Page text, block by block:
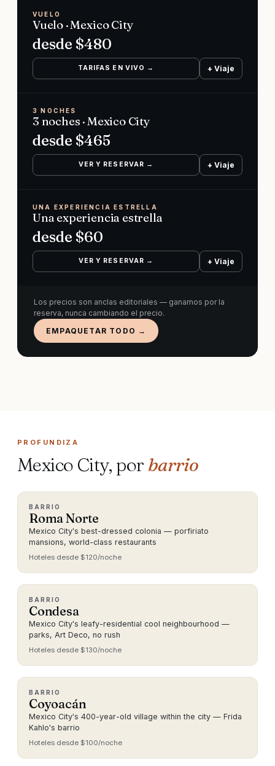
VUELO
Vuelo · Mexico City
desde $480
TARIFAS EN VIVO → + Viaje
3 NOCHES
3 noches · Mexico City
desde $465
VER Y RESERVAR → + Viaje
UNA EXPERIENCIA ESTRELLA
Una experiencia estrella
desde $60
VER Y RESERVAR → + Viaje
Los precios son anclas editoriales — ganamos por la
reserva, nunca cambiando el precio.
EMPAQUETAR TODO →
PROFUNDIZA
Mexico City, por barrio
BARRIO
Roma Norte
Mexico City's best-dressed colonia — porfiriato
mansions, world-class restaurants
Hoteles desde $120/noche
BARRIO
Condesa
Mexico City's leafy-residential cool neighbourhood —
parks, Art Deco, no rush
Hoteles desde $130/noche
BARRIO
Coyoacán
Mexico City's 400-year-old village within the city — Frida
Kahlo's barrio
Hoteles desde $100/noche